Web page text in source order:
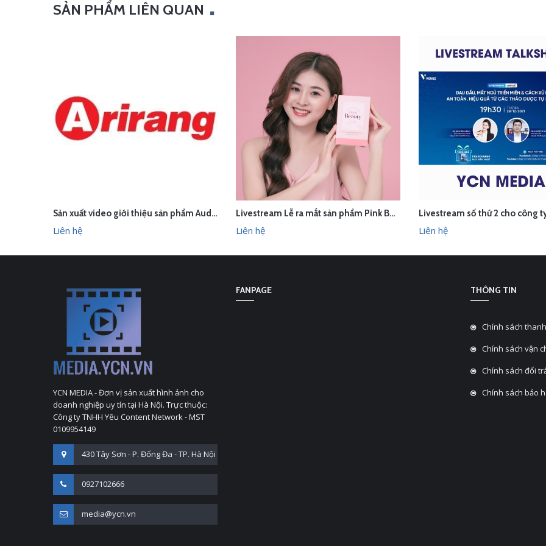
SẢN PHẨM LIÊN QUAN
LIÊN HỆ XEM NHANH
Sản xuất video giới thiệu sản phẩm Audio Âm thanh Arirang Vietnam
Liên hệ
LIÊN HỆ XEM NHANH
Livestream Lễ ra mắt sản phẩm Pink Beauty Herbs
Liên hệ
LIÊN HỆ XEM
Liên hệ
YCN MEDIA - Đơn vị sản xuất hình ảnh cho
doanh nghiệp uy tín tại Hà Nội. Trực thuộc:
Công ty TNHH Yêu Content Network - MST
0109954149
430 Tây Sơn - P. Đống Đa - TP. Hà Nội
0927102666
media@ycn.vn
FANPAGE THÔNG TIN
Chính sách
Chính sách vận
Chính sách đổi
Chính sách bảo